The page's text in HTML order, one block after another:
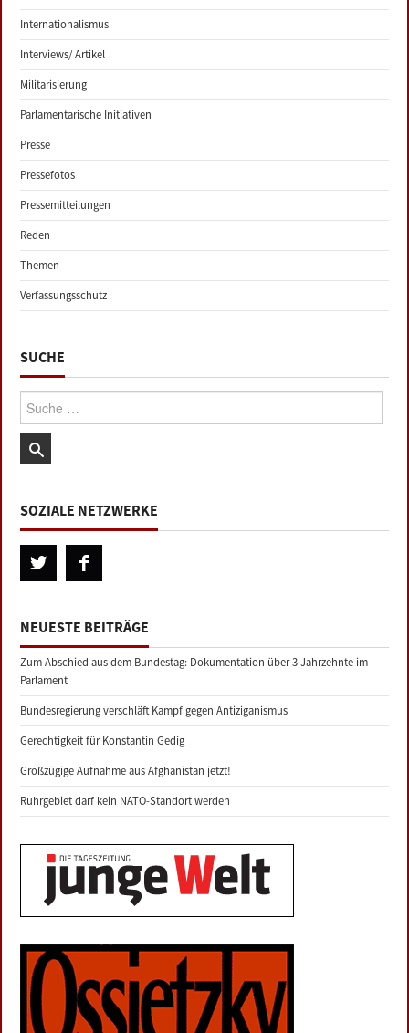
Internationalismus
Interviews/ Artikel
Militarisierung
Parlamentarische Initiativen
Presse
Pressefotos
Pressemitteilungen
Reden
Themen
Verfassungsschutz
SUCHE
Suche:
SOZIALE NETZWERKE
NEUESTE BEITRÄGE
Zum Abschied aus dem Bundestag: Dokumentation über 3 Jahrzehnte im
Parlament
Bundesregierung verschläft Kampf gegen Antiziganismus
Gerechtigkeit für Konstantin Gedig
Großzügige Aufnahme aus Afghanistan jetzt!
Ruhrgebiet darf kein NATO-Standort werden